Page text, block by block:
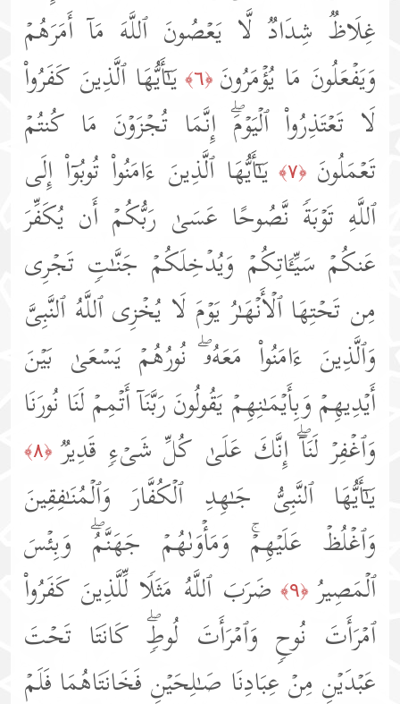
غِلَاظࣱ شِدَادࣱ لَّا یَعۡصُونَ ٱللَّهَ مَاۤ أَمَرَهُمۡ
وَیَفۡعَلُونَ مَا یُؤۡمَرُونَ ﴿٦﴾
یَـٰۤأَیُّهَا ٱلَّذِینَ كَفَرُوا۟
لَا تَعۡتَذِرُوا۟ ٱلۡیَوۡمَۖ إِنَّمَا تُجۡزَوۡنَ مَا كُنتُمۡ
تَعۡمَلُونَ ﴿٧﴾
یَـٰۤأَیُّهَا ٱلَّذِینَ ءَامَنُوا۟ تُوبُوۤا۟ إِلَى
ٱللَّهِ تَوۡبَةࣰ نَّصُوحًا عَسَىٰ رَبُّكُمۡ أَن یُكَفِّرَ
عَنكُمۡ سَیِّـَٔاتِكُمۡ وَیُدۡخِلَكُمۡ جَنَّـٰتࣲ تَجۡرِی
مِن تَحۡتِهَا ٱلۡأَنۡهَـٰرُ یَوۡمَ لَا یُخۡزِی ٱللَّهُ ٱلنَّبِیَّ
وَٱلَّذِینَ ءَامَنُوا۟ مَعَهُۥۖ نُورُهُمۡ یَسۡعَىٰ بَیۡنَ
أَیۡدِیهِمۡ وَبِأَیۡمَـٰنِهِمۡ یَقُولُونَ رَبَّنَاۤ أَتۡمِمۡ لَنَا نُورَنَا
وَٱغۡفِرۡ لَنَاۤۖ إِنَّكَ عَلَىٰ كُلِّ شَیۡءࣲ قَدِیرࣱ ﴿٨﴾
یَـٰۤأَیُّهَا ٱلنَّبِیُّ جَـٰهِدِ ٱلۡكُفَّارَ وَٱلۡمُنَـٰفِقِینَ
وَٱغۡلُظۡ عَلَیۡهِمۡۚ وَمَأۡوَىٰهُمۡ جَهَنَّمُۖ وَبِئۡسَ
ٱلۡمَصِیرُ ﴿٩﴾
ضَرَبَ ٱللَّهُ مَثَلࣰا لِّلَّذِینَ كَفَرُوا۟
ٱمۡرَأَتَ نُوحࣲ وَٱمۡرَأَتَ لُوطࣲۖ كَانَتَا تَحۡتَ
عَبۡدَیۡنِ مِنۡ عِبَادِنَا صَـٰلِحَیۡنِ فَخَانَتَاهُمَا فَلَمۡ